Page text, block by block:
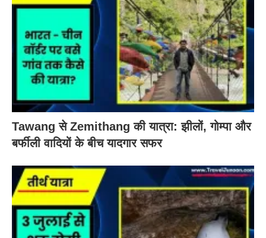
Tawang से Zemithang की यात्रा: झीलों, गोम्पा और
बर्फीली वादियों के बीच यादगार सफर